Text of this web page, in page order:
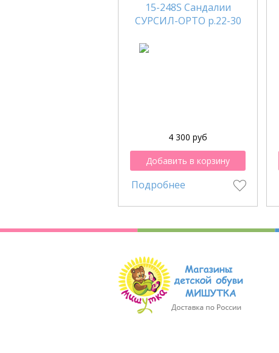
15-248S Сандалии
СУРСИЛ-ОРТО р.22-30
4 300 руб
Добавить в корзину
Подробнее